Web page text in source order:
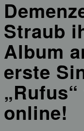
Straub
Album
erste
online!